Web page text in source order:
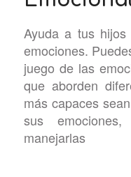
Ayuda a tus
emociones.
juego de las
que aborden
más capaces
sus
manejarlas